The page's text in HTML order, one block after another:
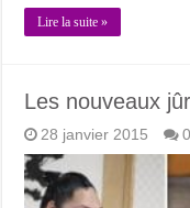
Lire la suite »
Les nouveaux
28 janvier 2015 0